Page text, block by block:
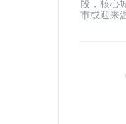
段，核心
市或迎来